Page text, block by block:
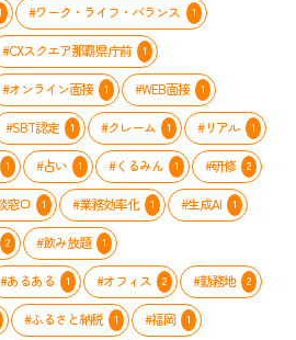
#ワーク・ライフ・バランス 1
#CXスクエア那覇県庁前 1
#オンライン面接 1 #WEB面接 1
#SBT認定 1 #クレーム 1 #リアル 1
1 #占い 1 #くるみん 1 #研修 2
窓口 1 #業務効率化 1 #生成AI 1
2 #飲み放題 1
#あるある 1 #オフィス 2 #勤務地 2
#ふるさと納税 1 #福岡 1